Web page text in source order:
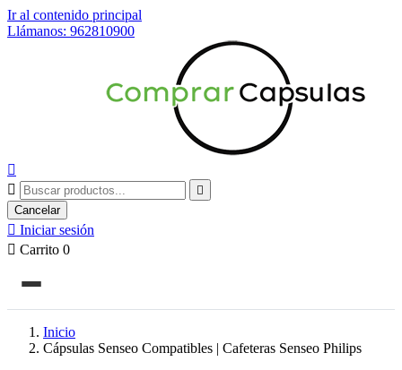
Ir al contenido principal
Llámanos: 962810900



Cancelar
 Iniciar sesión
 Carrito 0
Inicio
Cápsulas Senseo Compatibles | Cafeteras Senseo Philips